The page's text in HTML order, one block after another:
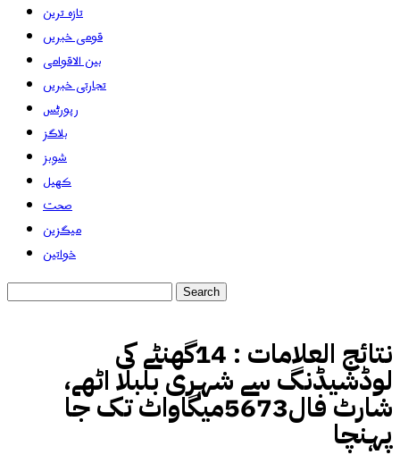
تازہ ترین
قومی خبریں
بین الاقوامی
تجارتی خبریں
رپورٹس
بلاگز
شوبز
کھیل
صحت
میگزین
خواتین
نتائج العلامات : 14گھنٹے کی
لوڈشیڈنگ سے شہری بلبلا اٹھے،
شارٹ فال5673میگاواٹ تک جا
پہنچا